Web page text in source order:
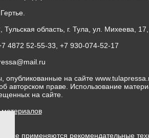
область, г. Тула, ул. Михеева,
4872 52-55-33, +7 930-074-52-17
опубликованные на сайте
авторском праве. Использование
на сайте.
применяются рекомендательные